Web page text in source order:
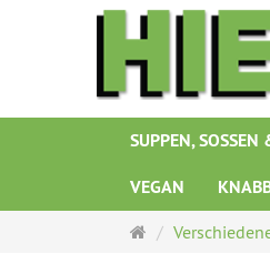
SUPPEN,
VEGAN
Startseite